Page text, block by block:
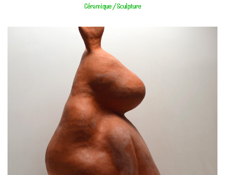
Céramique / Sculpture